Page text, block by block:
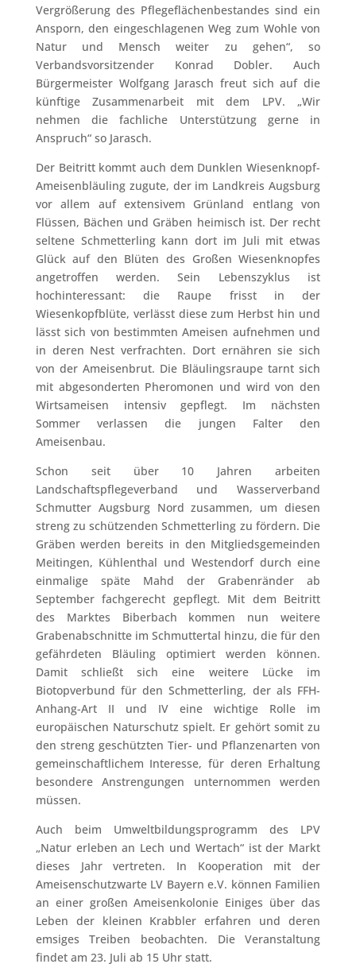
Vergrößerung des Pflegeflächenbestandes sind ein
Ansporn, den eingeschlagenen Weg zum Wohle von
Natur und Mensch weiter zu gehen“, so
Verbandsvorsitzender Konrad Dobler. Auch
Bürgermeister Wolfgang Jarasch freut sich auf die
künftige Zusammenarbeit mit dem LPV. „Wir
nehmen die fachliche Unterstützung gerne in
Anspruch“ so Jarasch.
Der Beitritt kommt auch dem Dunklen Wiesenknopf-
Ameisenbläuling zugute, der im Landkreis Augsburg
vor allem auf extensivem Grünland entlang von
Flüssen, Bächen und Gräben heimisch ist. Der recht
seltene Schmetterling kann dort im Juli mit etwas
Glück auf den Blüten des Großen Wiesenknopfes
angetroffen werden. Sein Lebenszyklus ist
hochinteressant: die Raupe frisst in der
Wiesenkopfblüte, verlässt diese zum Herbst hin und
lässt sich von bestimmten Ameisen aufnehmen und
in deren Nest verfrachten. Dort ernähren sie sich
von der Ameisenbrut. Die Bläulingsraupe tarnt sich
mit abgesonderten Pheromonen und wird von den
Wirtsameisen intensiv gepflegt. Im nächsten
Sommer verlassen die jungen Falter den
Ameisenbau.
Schon seit über 10 Jahren arbeiten
Landschaftspflegeverband und Wasserverband
Schmutter Augsburg Nord zusammen, um diesen
streng zu schützenden Schmetterling zu fördern. Die
Gräben werden bereits in den Mitgliedsgemeinden
Meitingen, Kühlenthal und Westendorf durch eine
einmalige späte Mahd der Grabenränder ab
September fachgerecht gepflegt. Mit dem Beitritt
des Marktes Biberbach kommen nun weitere
Grabenabschnitte im Schmuttertal hinzu, die für den
gefährdeten Bläuling optimiert werden können.
Damit schließt sich eine weitere Lücke im
Biotopverbund für den Schmetterling, der als FFH-
Anhang-Art II und IV eine wichtige Rolle im
europäischen Naturschutz spielt. Er gehört somit zu
den streng geschützten Tier- und Pflanzenarten von
gemeinschaftlichem Interesse, für deren Erhaltung
besondere Anstrengungen unternommen werden
müssen.
Auch beim Umweltbildungsprogramm des LPV
„Natur erleben an Lech und Wertach“ ist der Markt
dieses Jahr vertreten. In Kooperation mit der
Ameisenschutzwarte LV Bayern e.V. können Familien
an einer großen Ameisenkolonie Einiges über das
Leben der kleinen Krabbler erfahren und deren
emsiges Treiben beobachten. Die Veranstaltung
findet am 23. Juli ab 15 Uhr statt.